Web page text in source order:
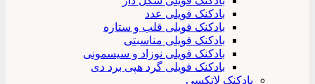
بادکنک فویلی عدد
بادکنک فویلی قلب و ستاره
بادکنک فویلی مناسبتی
بادکنک فویلی نوزاد و سیسمونی
بادکنک فویلی گرد هپی برد دی
بادکنک لاتکسی